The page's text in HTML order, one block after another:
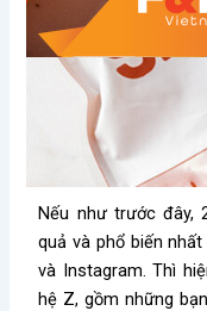
Nếu như trước đây,
quả và phổ biến
và Instagram. Thì
hệ Z, gồm những